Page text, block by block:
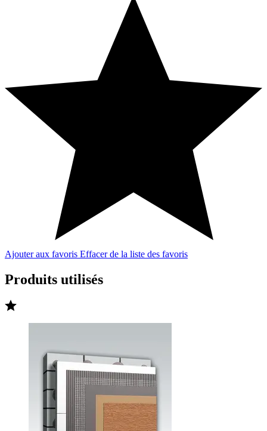
Ajouter aux favoris Effacer de la liste des favoris
Produits utilisés